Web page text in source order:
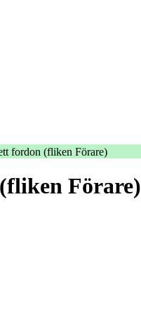
fordon (fliken Förare)
Förare)